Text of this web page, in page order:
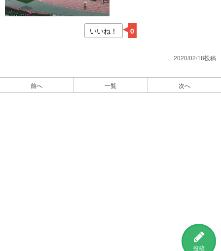
投稿
いいね！ 0
2020/02/18投稿
前へ 一覧 次へ